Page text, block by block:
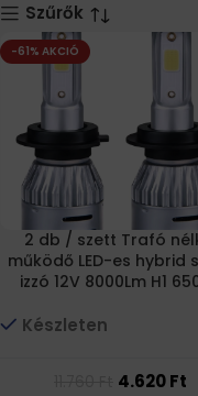
Szűrők
-61% AKCIÓ
2 db / szett Trafó
működő LED-es hybrid
izzó 12V 8000Lm H1
Készleten
4.620Ft